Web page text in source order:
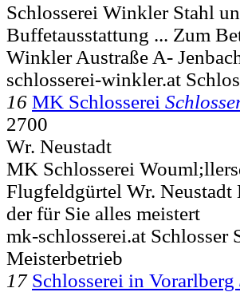
Schlosserei Winkler Stahl
Buffetausstattung ... Zum
Winkler Austraße A-
schlosserei-winkler.at
16 MK Schlosserei
2700
Wr. Neustadt
MK Schlosserei
Flugfeldgürtel Wr. Neustadt
der für Sie alles meistert
mk-schlosserei.at Schlosser
Meisterbetrieb
17 Schlosserei in Vorarlberg